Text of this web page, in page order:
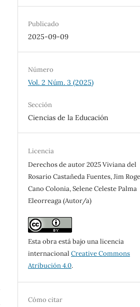
Publicado
2025-09-09
Número
Vol. 2 Núm. 3 (2025)
Sección
Ciencias de la Educación
Licencia
Derechos de autor 2025 Viviana del
Rosario Castañeda Fuentes, Jim
Cano Colonia, Selene Celeste Palma
Eleorreaga (Autor/a)
Esta obra está bajo una licencia
internacionalCreative Commons
Atribución 4.0.
Cómo citar